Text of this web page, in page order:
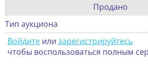
Продано
Тип аукциона
Войдите или зарегистрируйтесь
чтобы воспользоваться полным